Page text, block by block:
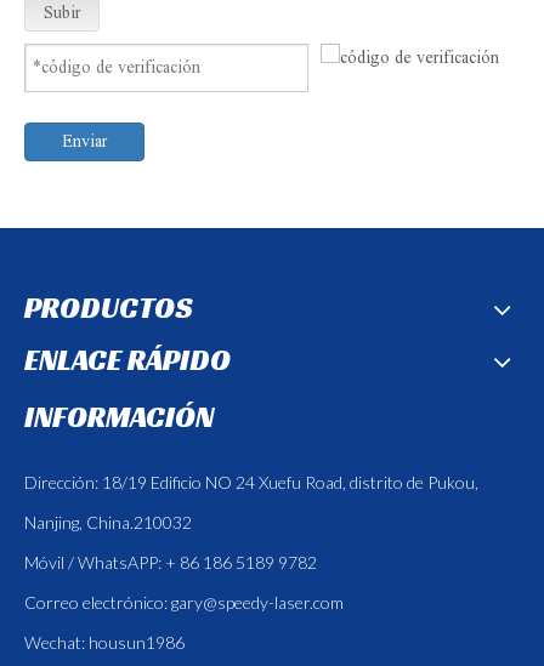
Subir
Enviar
PRODUCTOS
ENLACE RÁPIDO
INFORMACIÓN
Dirección: 18/19 Edificio NO 24 Xuefu Road, distrito de Pukou,
Nanjing, China.210032
Móvil / WhatsAPP: + 86 186 5189 9782
Correo electrónico:gary@speedy-laser.com
Wechat: housun1986